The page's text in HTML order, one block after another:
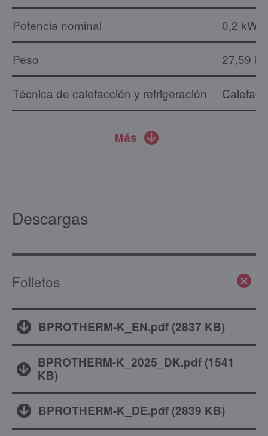
Potencia nominal 0,2 kW
Peso 27,59 kg
Técnica de calefacción y refrigeración
Más
Descargas
Folletos
BPROTHERM-K_EN.pdf (2837 KB)
BPROTHERM-K_2025_DK.pdf(1541
KB)
BPROTHERM-K_DE.pdf (2839 KB)